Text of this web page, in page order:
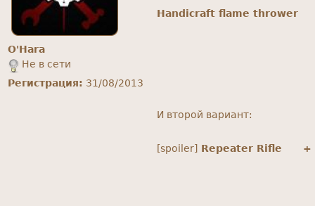
O'Hara
Не в сети
Регистрация: 31/08/2013
Handicraft flame thrower
И второй вариант:
[spoiler] Repeater Rifle +